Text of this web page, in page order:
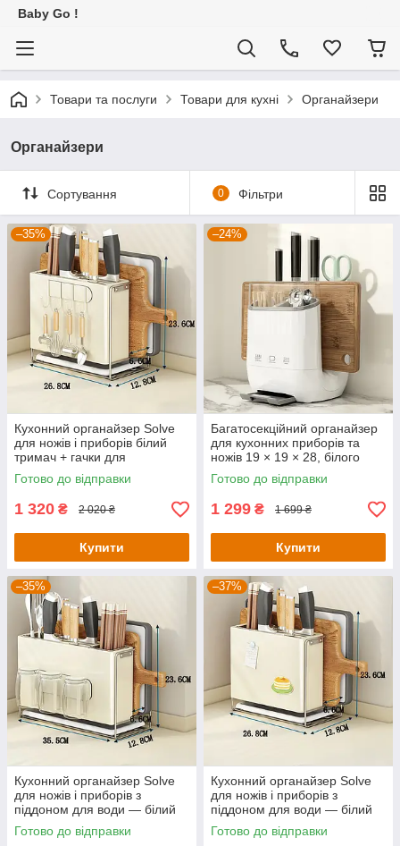
Baby Go !
Товари та послуги Товари для кухні Органайзери
Органайзери
Сортування 0 Фільтри
–35%
Кухонний органайзер Solve
для ножів і приборів білий
тримач + гачки для
аксесуарів KT7007904
Готово до відправки
1 320 ₴ 2 020 ₴
Купити
–24%
Багатосекційний органайзер
для кухонних приборів та
ножів 19 × 19 × 28, білого
кольору KT7007912
Готово до відправки
1 299 ₴ 1 699 ₴
Купити
–35%
Кухонний органайзер Solve
для ножів і приборів з
піддоном для води — білий
великий тримач для ножів +
підстаканник
Готово до відправки
–37%
Кухонний органайзер Solve
для ножів і приборів з
піддоном для води — білий
малий тримач для ножів
Готово до відправки